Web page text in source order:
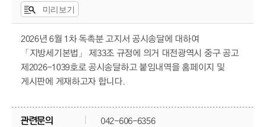
미리보기
2026년 6월 1차 독촉분 고지서 공시송달에 대하여
「지방세기본법」 제33조 규정에 의거 대전광역시 중구 공고
제2026-1039호로 공시송달하고 붙임내역을 홈페이지 및
게시판에 게재하고자 합니다.
관련문의 042-606-6356